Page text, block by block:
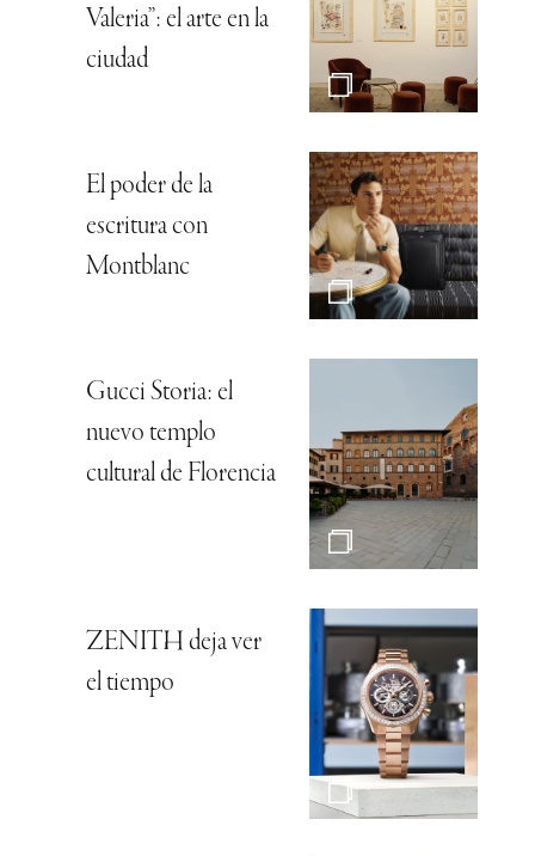
Valeria”: el arte en la
ciudad
El poder de la
escritura con
Montblanc
Gucci Storia: el
nuevo templo
cultural de Florencia
ZENITH deja ver
el tiempo